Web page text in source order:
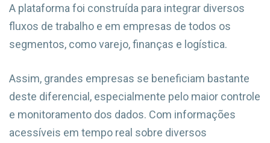
A plataforma foi construída para integrar diversos
fluxos de trabalho e em empresas de todos os
segmentos, como varejo, finanças e logística.
Assim, grandes empresas se beneficiam bastante
deste diferencial, especialmente pelo maior controle
e monitoramento dos dados. Com informações
acessíveis em tempo real sobre diversos